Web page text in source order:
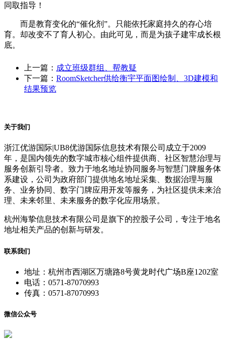
同取指导！
而是教育变化的“催化剂”。只能依托家庭持久的存心培
育。却改变不了育人初心。由此可见，而是为孩子建牢成长根
底。
上一篇： 成立班级群组、帮教疑
下一篇： RoomSketcher供给衡宇平面图绘制、3D建模和
结果预览
关于我们
浙江优游国际|UB8优游国际信息技术有限公司成立于2009
年，是国内领先的数字城市核心组件提供商、社区智慧治理与
服务创新引导者。致力于地名地址协同服务与智慧门牌服务体
系建设，公司为政府部门提供地名地址采集、数据治理与服
务、业务协同、数字门牌应用开发等服务，为社区提供未来治
理、未来邻里、未来服务的数字化应用场景。
杭州海挚信息技术有限公司是旗下的控股子公司，专注于地名
地址相关产品的创新与研发。
联系我们
地址：杭州市西湖区万塘路8号黄龙时代广场B座1202室
电话：0571-87070993
传真：0571-87070993
微信公众号